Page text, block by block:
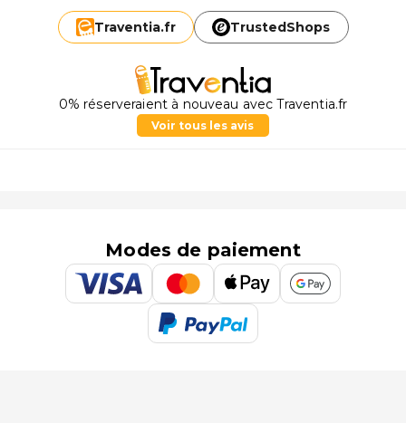
Traventia.fr TrustedShops
0% réserveraient à nouveau avec Traventia.fr
Voir tous les avis
Modes de paiement